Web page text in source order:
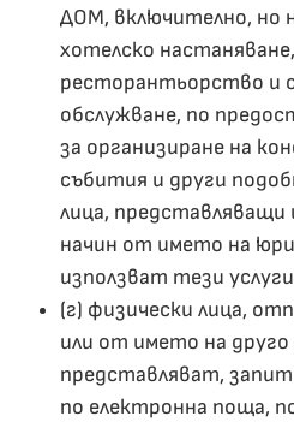
ДОМ, включително, но
хотелско
ресторантьорство и
обслужване, по
за организиране на
събития и други
лица,
начин от името на
използват тези
(г) физически лица,
или от името на друго
представляват,
по електронна поща,